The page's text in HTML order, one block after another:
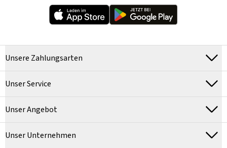
Unsere Zahlungsarten
Unser Service
Unser Angebot
Unser Unternehmen